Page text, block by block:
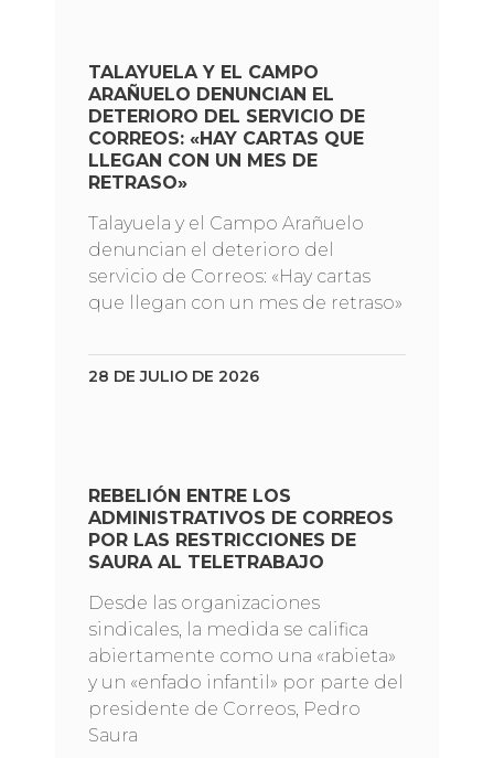
TALAYUELA Y EL CAMPO
ARAÑUELO DENUNCIAN EL
DETERIORO DEL SERVICIO DE
CORREOS: «HAY CARTAS QUE
LLEGAN CON UN MES DE
RETRASO»
Talayuela y el Campo Arañuelo
denuncian el deterioro del
servicio de Correos: «Hay cartas
que llegan con un mes de retraso»
28 DE JULIO DE 2026
REBELIÓN ENTRE LOS
ADMINISTRATIVOS DE CORREOS
POR LAS RESTRICCIONES DE
SAURA AL TELETRABAJO
Desde las organizaciones
sindicales, la medida se califica
abiertamente como una «rabieta»
y un «enfado infantil» por parte del
presidente de Correos, Pedro
Saura